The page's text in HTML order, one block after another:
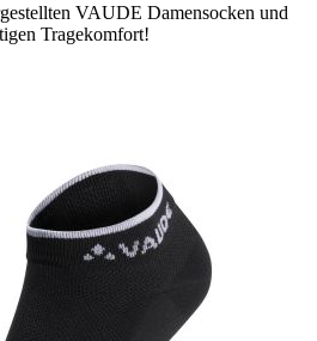
VAUDE Damensocken und
Tragekomfort!